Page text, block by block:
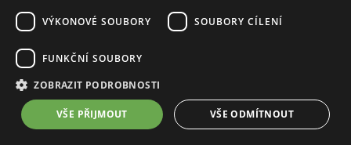
na vrácení
4.8 5
124313 recenzí
VÝKONOVÉ SOUBORY SOUBORY CÍLENÍ
FUNKČNÍ SOUBORY
ZOBRAZIT PODROBNOSTI
VŠE PŘIJMOUT VŠE ODMÍTNOUT